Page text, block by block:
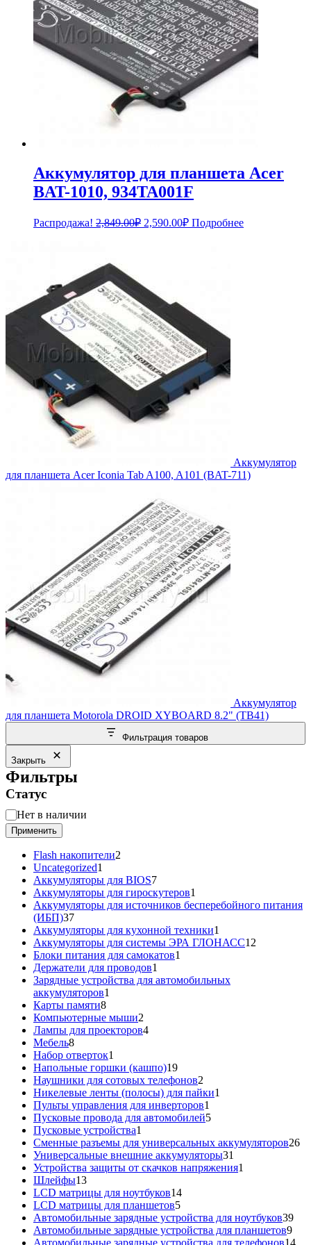
Аккумулятор для планшета Acer
BAT-1010, 934TA001F
Распродажа! 2,849.00₽ Первоначальная
2,590.00₽Текущая
Подробнее
Аккумулятор
для планшета Acer Iconia Tab A100, A101 (BAT-711)
Аккумулятор
для планшета Motorola DROID XYBOARD 8.2" (TB41)
Фильтрация товаров
Закрыть
Фильтры
Статус
Статус
Нет в наличии
Применить
Flash накопители2
Uncategorized1
товар
Аккумуляторы для BIOS77
товаров
Аккумуляторы для гироскутеров1
товар
Аккумуляторы для источников бесперебойного питания
(ИБП)3737
товаров
Аккумуляторы для кухонной техники1
товар
Аккумуляторы для системы ЭРА ГЛОНАСС12
Блоки питания для самокатов1
Держатели для проводов1
товар
Зарядные устройства для автомобильных
аккумуляторов1
Карты памяти88
товаров
Компьютерные мыши2
товара
Лампы для проекторов44
Мебель88
товаров
Набор отверток1
товар
Напольные горшки (кашпо)1919
товаров
Наушники для сотовых телефонов2
товара
Никелевые ленты (полосы) для пайки1
Пульты управления для инверторов1
товар
Пусковые провода для автомобилей55
Пусковые устройства1
товар
Сменные разъемы для универсальных аккумуляторов2626
Универсальные внешние аккумуляторы31
товар
Устройства защиты от скачков напряжения1
Шлейфы1313
товаров
LCD матрицы для ноутбуков1414
LCD матрицы для планшетов55
товаров
Автомобильные зарядные устройства для ноутбуков3939
Автомобильные зарядные устройства для планшетов99
14